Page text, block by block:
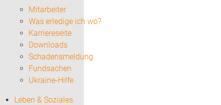
Mitarbeiter
Was erledige ich wo?
Karriereseite
Downloads
Schadensmeldung
Fundsachen
Ukraine-Hilfe
Leben & Soziales